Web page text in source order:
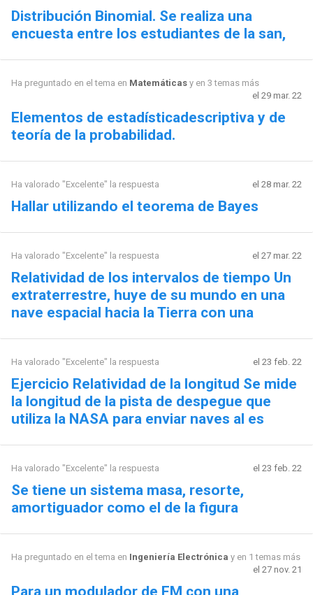
Distribución Binomial. Se realiza una
encuesta entre los estudiantes de la san,
Ha preguntado en el tema en Matemáticasy en 3 temas más
el 29 mar. 22
Elementos de estadísticadescriptiva y de
teoría de la probabilidad.
Ha valorado "Excelente" la respuesta el 28 mar. 22
Hallar utilizando el teorema de Bayes
Ha valorado "Excelente" la respuesta el 27 mar. 22
Relatividad de los intervalos de tiempo Un
extraterrestre, huye de su mundo en una
nave espacial hacia la Tierra con una
Ha valorado "Excelente" la respuesta el 23 feb. 22
Ejercicio Relatividad de la longitud Se mide
la longitud de la pista de despegue que
utiliza la NASA para enviar naves al es
Ha valorado "Excelente" la respuesta el 23 feb. 22
Se tiene un sistema masa, resorte,
amortiguador como el de la figura
Ha preguntado en el tema en Ingeniería Electrónica y en 1 temas más
el 27 nov. 21
Para un modulador de FM con una